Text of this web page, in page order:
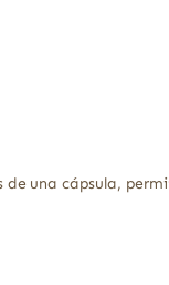
una cápsula,